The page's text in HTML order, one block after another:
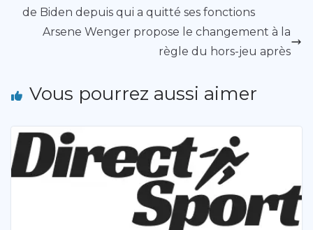
de Biden depuis qui a quitté ses fonctions
Arsene Wenger propose le changement à la
règle du hors-jeu après
Vous pourrez aussi aimer